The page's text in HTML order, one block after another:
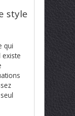
style
qui
existe